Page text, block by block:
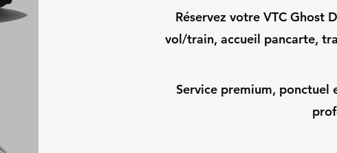
Réservez votre VTC Ghost
vol/train, accueil pancarte,
Service premium,